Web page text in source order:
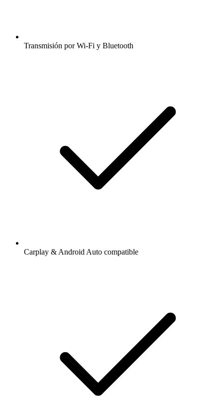
Transmisión por Wi-Fi y Bluetooth
Carplay & Android Auto compatible